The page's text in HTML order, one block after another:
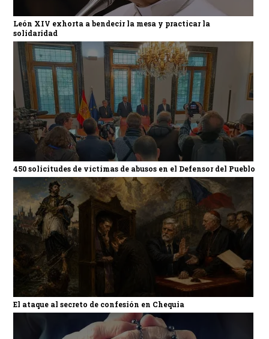
León XIV exhorta a bendecir la mesa y practicar la
solidaridad
450 solicitudes de víctimas de abusos en el Defensor del Pueblo
El ataque al secreto de confesión en Chequia